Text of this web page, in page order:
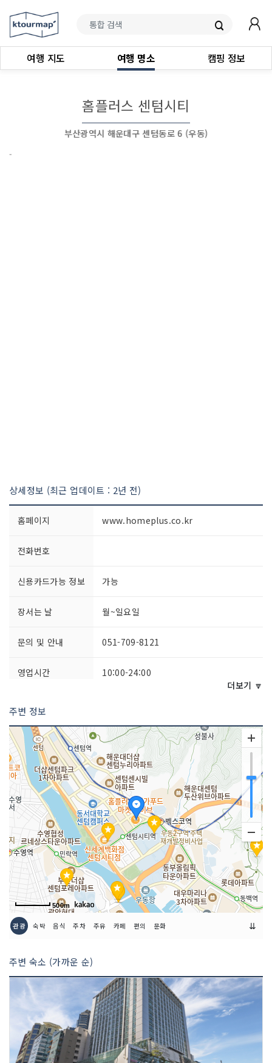
여행 지도 여행 명소 캠핑 정보
홈플러스 센텀시티
부산광역시 해운대구 센텀동로 6 (우동)
-
상세정보 (최근 업데이트 : 2년 전)
홈페이지 www.homeplus.co.kr
전화번호
신용카드가능 정보 가능
장서는 날 월~일요일
문의 및 안내 051-709-8121
영업시간 10:00-24:00
쉬는날 2,4주 일요일
화장실 설명 완비
판매 품목
가구 및 홈데코,가든 및 DIY,가죽 제품 및
가방,기념품점,기타 패션 및 의류,남성의
류,란제리(속옷),보석(장신구),스포츠 용
품 및 의류,시계,식료품,신발,아동의류,악
세서리,안경,여성의류,전자제품,향수 및
화장품,기타 소매
매장안내 환급서비스 제공방식 : 사후
더보기 🔽
주변 정보
500m
관광 숙박 음식 주차 주유 카페 편의 문화 ⇊
주변 숙소 (가까운 순)